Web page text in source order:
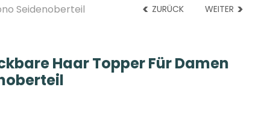
Seidenoberteil ZURÜCK WEITER
Haar Topper Für Damen